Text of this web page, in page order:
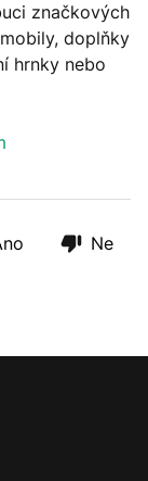
značkových
doplňky
hrnky nebo
Ne